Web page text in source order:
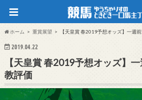
ホーム 重賞展望 【天皇賞 春2019予想オッズ】一週
2019.04.22
【天皇賞 春2019予想オッズ】
教評価